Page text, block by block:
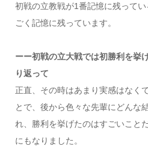
初戦の立教戦が1番記憶に残って
ごく記憶に残っています。
ーー初戦の立大戦では初勝利を挙
り返って
正直、その時はあまり実感はなく
とで、後から色々な先輩にどんな
れ、勝利を挙げたのはすごいこと
にもなりました。